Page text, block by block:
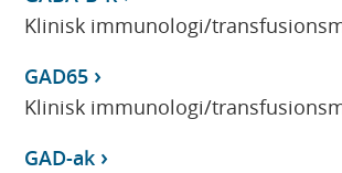
Klinisk immunologi/
GAD65
Klinisk immunologi/
GAD-ak